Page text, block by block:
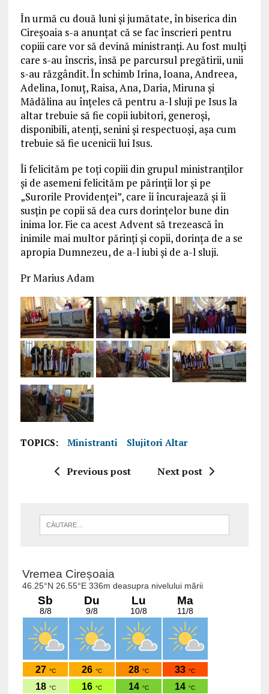
În urmă cu două luni şi jumătate, în biserica din
Cireşoaia s-a anunţat că se fac înscrieri pentru
copiii care vor să devină ministranţi. Au fost mulţi
care s-au înscris, însă pe parcursul pregătirii, unii
s-au răzgândit. În schimb Irina, Ioana, Andreea,
Adelina, Ionuț, Raisa, Ana, Daria, Miruna și
Mădălina au înțeles că pentru a-l sluji pe Isus la
altar trebuie să fie copii iubitori, generoși,
disponibili, atenți, senini și respectuoși, așa cum
trebuie să fie ucenicii lui Isus.
Îi felicităm pe toți copiii din grupul ministranților
și de asemeni felicităm pe părinții lor și pe
„Surorile Providenței”, care îi încurajează și îi
susțin pe copii să dea curs dorințelor bune din
inima lor. Fie ca acest Advent să trezească în
inimile mai multor părinți și copii, dorința de a se
apropia Dumnezeu, de a-l iubi și de a-l sluji.
Pr Marius Adam
TOPICS: Ministranti Slujitori Altar
Previous post Next post